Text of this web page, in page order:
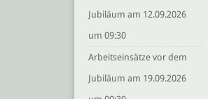
Jubiläum am 12.09.2026
um 09:30
Arbeitseinsätze vor dem
Jubiläum am 19.09.2026